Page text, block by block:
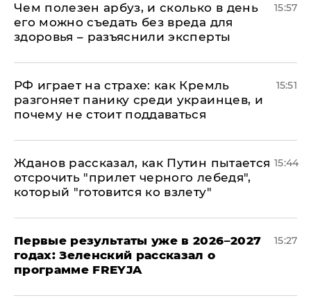
Чем полезен арбуз, и сколько в день
его можно съедать без вреда для
здоровья – разъяснили эксперты
15:57
РФ играет на страхе: как Кремль
разгоняет панику среди украинцев, и
почему не стоит поддаваться
15:51
Жданов рассказал, как Путин пытается
отсрочить "прилет черного лебедя",
который "готовится ко взлету"
15:44
Первые результаты уже в 2026–2027
годах: Зеленский рассказал о
программе FREYJA
15:27